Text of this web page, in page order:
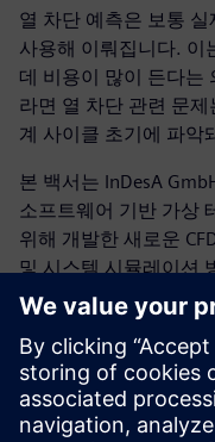
열 차단 예측은 보통
사용해 이뤄집니다. 이
데 비용이 많이 든다는
라면 열 차단 관련 문
계 사이클 초기에 파악
본 백서는 InDesA
소프트웨어 기반 가상
위해 개발한 새로운
및 시스템 시뮬레이션
다룰 내용:
가상 테스트로 물리
유체 유동 및 열 전
모델 보정